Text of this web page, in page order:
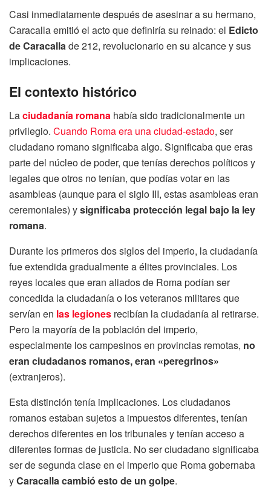
Casi inmediatamente después de asesinar a su hermano,
Caracalla emitió el acto que definiría su reinado: el Edicto
de Caracallade 212, revolucionario en su alcance y sus
implicaciones.
El contexto histórico
Laciudadanía romana había sido tradicionalmente un
privilegio. Cuando Roma era una ciudad-estado, ser
ciudadano romano significaba algo. Significaba que eras
parte del núcleo de poder, que tenías derechos políticos y
legales que otros no tenían, que podías votar en las
asambleas (aunque para el siglo III, estas asambleas eran
ceremoniales) ysignificaba protección legal bajo la ley
romana.
Durante los primeros dos siglos del imperio, la ciudadanía
fue extendida gradualmente a élites provinciales. Los
reyes locales que eran aliados de Roma podían ser
concedida la ciudadanía o los veteranos militares que
servían en las legiones recibían la ciudadanía al retirarse.
Pero la mayoría de la población del imperio,
especialmente los campesinos en provincias remotas, no
eran ciudadanos romanos, eran «peregrinos»
(extranjeros).
Esta distinción tenía implicaciones. Los ciudadanos
romanos estaban sujetos a impuestos diferentes, tenían
derechos diferentes en los tribunales y tenían acceso a
diferentes formas de justicia. No ser ciudadano significaba
ser de segunda clase en el imperio que Roma gobernaba
yCaracalla cambió esto de un golpe.